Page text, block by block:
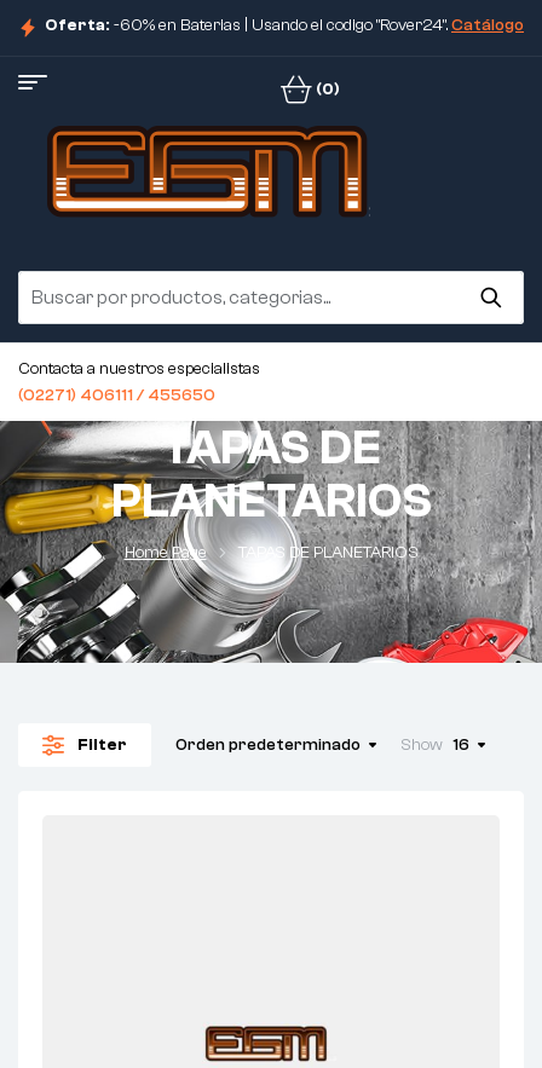
Oferta: -60% en Baterias | Usando el codigo "Rover24".Catálogo
(0)
Contacta a nuestros especialistas
(02271) 406111 / 455650
TAPAS DE
PLANETARIOS
Home Page TAPAS DE PLANETARIOS
Filter Orden predeterminado Show 16